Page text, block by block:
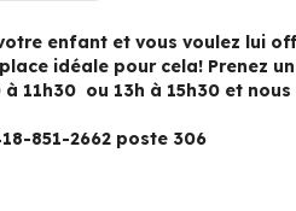
votre enfant et vous voulez lui
idéale pour cela! Prenez
à 11h30 ou 13h à 15h30 et
851-2662 poste 306